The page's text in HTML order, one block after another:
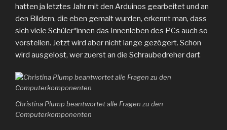
hatten ja letztes Jahr mit den Arduinos gearbeitet und an
den Bildern, die eben gemalt wurden, erkennt man, dass
sich viele Schüler*innen das Innenleben des PCs auch so
vorstellen. Jetzt wird aber nicht lange gezögert. Schon
wird ausgelost, wer zuerst an die Schraubedreher darf.
Christina Plump beantwortet alle Fragen zu den
Computerkomponenten